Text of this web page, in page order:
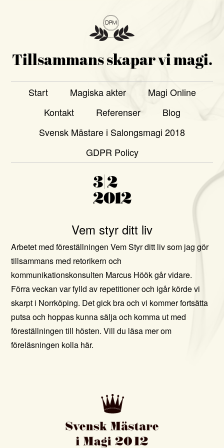
Tillsammans skapar vi magi.
Start Magiska akter
Magi Online
Kontakt
Referenser
Blog
Svensk Mästare i Salongsmagi 2018
GDPR Policy
3|2
2012
Vem styr ditt liv
Arbetet med föreställningen Vem Styr ditt liv som jag gör
tillsammans med retorikern och
kommunikationskonsulten Marcus Höök går vidare.
Förra veckan var fylld av repetitioner och igår körde vi
skarpt i Norrköping. Det gick bra och vi kommer fortsätta
putsa och hoppas kunna sälja och komma ut med
föreställningen till hösten. Vill du läsa mer om
föreläsningen kolla här.